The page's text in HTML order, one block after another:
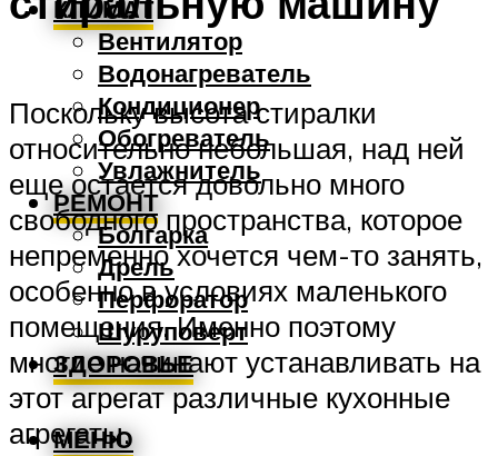
КЛИМАТ
Вентилятор
Водонагреватель
Кондиционер
Обогреватель
Увлажнитель
РЕМОНТ
Болгарка
Дрель
Перфоратор
Шуруповерт
ЗДОРОВЬЕ
МЕНЮ
Поскольку высота стиралки
относительно небольшая, над ней
еще остается довольно много
свободного пространства, которое
непременно хочется чем-то занять,
особенно в условиях маленького
помещения. Именно поэтому
многие начинают устанавливать на
этот агрегат различные кухонные
агрегаты.